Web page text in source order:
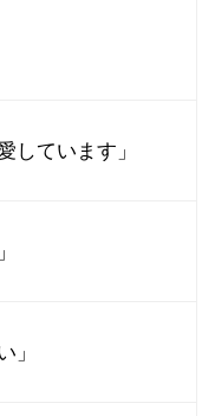
しています」
」